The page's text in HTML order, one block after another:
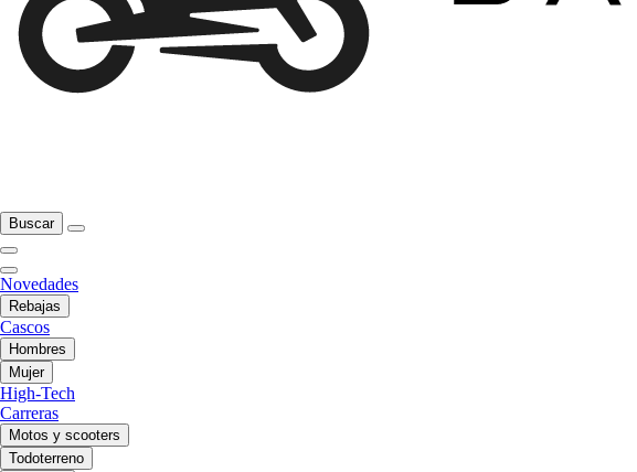
Buscar
Novedades
Rebajas
Cascos
Hombres
Mujer
High-Tech
Carreras
Motos y scooters
Todoterreno